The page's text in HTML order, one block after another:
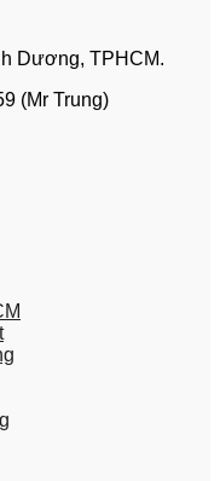
Dương, TPHCM.
(Mr Trung)